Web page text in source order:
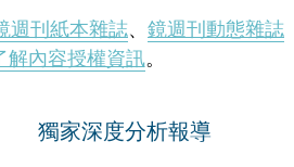
週刊紙本雜誌、 鏡週刊動態雜誌
解內容授權資訊。
獨家深度分析報導